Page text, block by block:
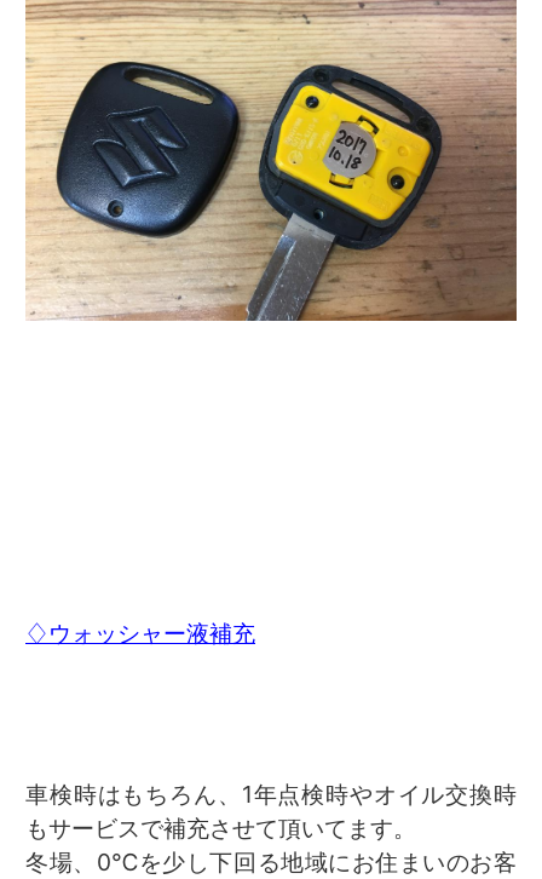
♢ウォッシャー液補充
車検時はもちろん、1年点検時やオイル交換時
もサービスで補充させて頂いてます。
冬場、0℃を少し下回る地域にお住まいのお客